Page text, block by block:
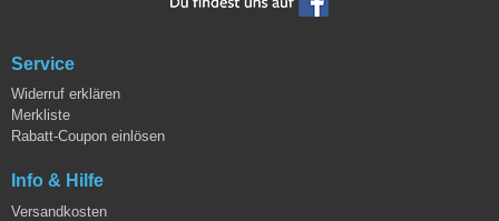
Service
Widerruf erklären
Merkliste
Rabatt-Coupon einlösen
Info & Hilfe
Versandkosten